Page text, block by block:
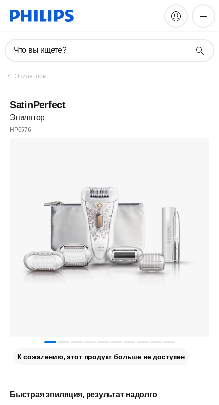
Что вы ищете?
Эпиляторы
SatinPerfect
Эпилятор
HP6576
Быстрая эпиляция, результат надолго
К сожалению, этот продукт больше не доступен